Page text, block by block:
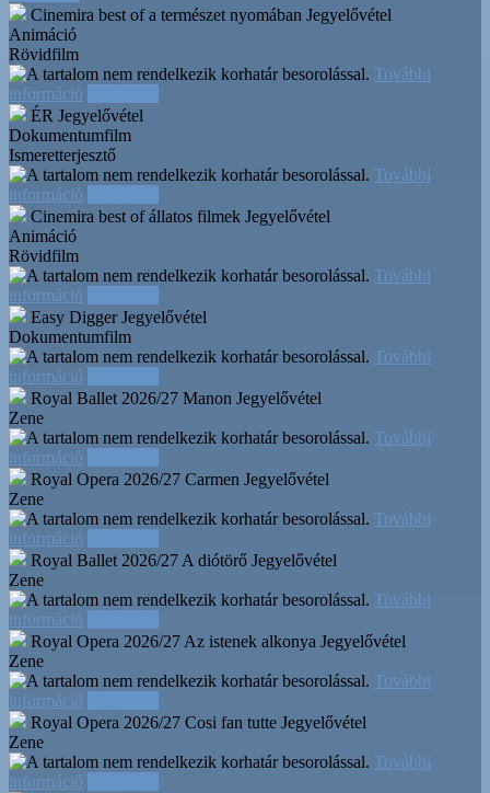
Cinemira best of a természet nyomában Jegyelővétel
Animáció
Rövidfilm
További
információ
ÉR Jegyelővétel
Dokumentumfilm
Ismeretterjesztő
További
információ
Cinemira best of állatos filmek Jegyelővétel
Animáció
Rövidfilm
További
információ
Easy Digger Jegyelővétel
Dokumentumfilm
További
információ
Royal Ballet 2026/27 Manon Jegyelővétel
Zene
További
információ
Royal Opera 2026/27 Carmen Jegyelővétel
Zene
További
információ
Royal Ballet 2026/27 A diótörő Jegyelővétel
Zene
További
információ
Royal Opera 2026/27 Az istenek alkonya Jegyelővétel
Zene
További
információ
Royal Opera 2026/27 Cosi fan tutte Jegyelővétel
Zene
További
információ